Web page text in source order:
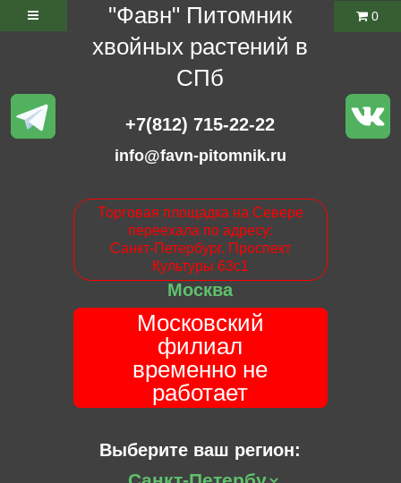
"Фавн" Питомник
хвойных растений в
СПб
+7(812) 715-22-22
info@favn-pitomnik.ru
Торговая площадка на Севере
переехала по адресу:
Санкт-Петербург. Проспект
Культуры 63с1
Москва
Московский
филиал
временно не
работает
Выберите ваш регион:
0